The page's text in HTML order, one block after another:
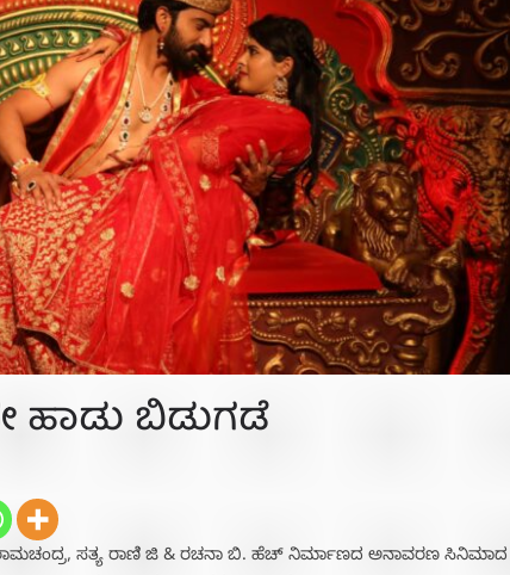
ಹಾಡು ಬಿಡುಗಡೆ
ಸತ್ಯ ರಾಣಿ ಜಿ & ರಚನಾ ಬಿ. ಹೆಚ್ ನಿರ್ಮಾಣದ ಅನಾವರಣ ಸಿನಿಮಾದ